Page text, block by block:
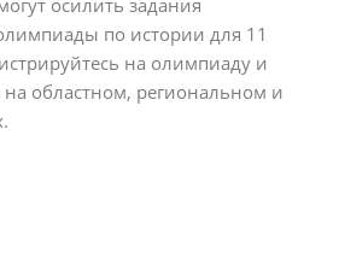
по истории для 11
на олимпиаду и
областном, региональном и